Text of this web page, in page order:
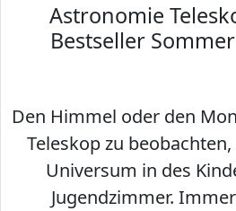
Astronomie
Bestseller
Den Himmel oder den
Teleskop zu
Universum in des
Jugendzimmer.